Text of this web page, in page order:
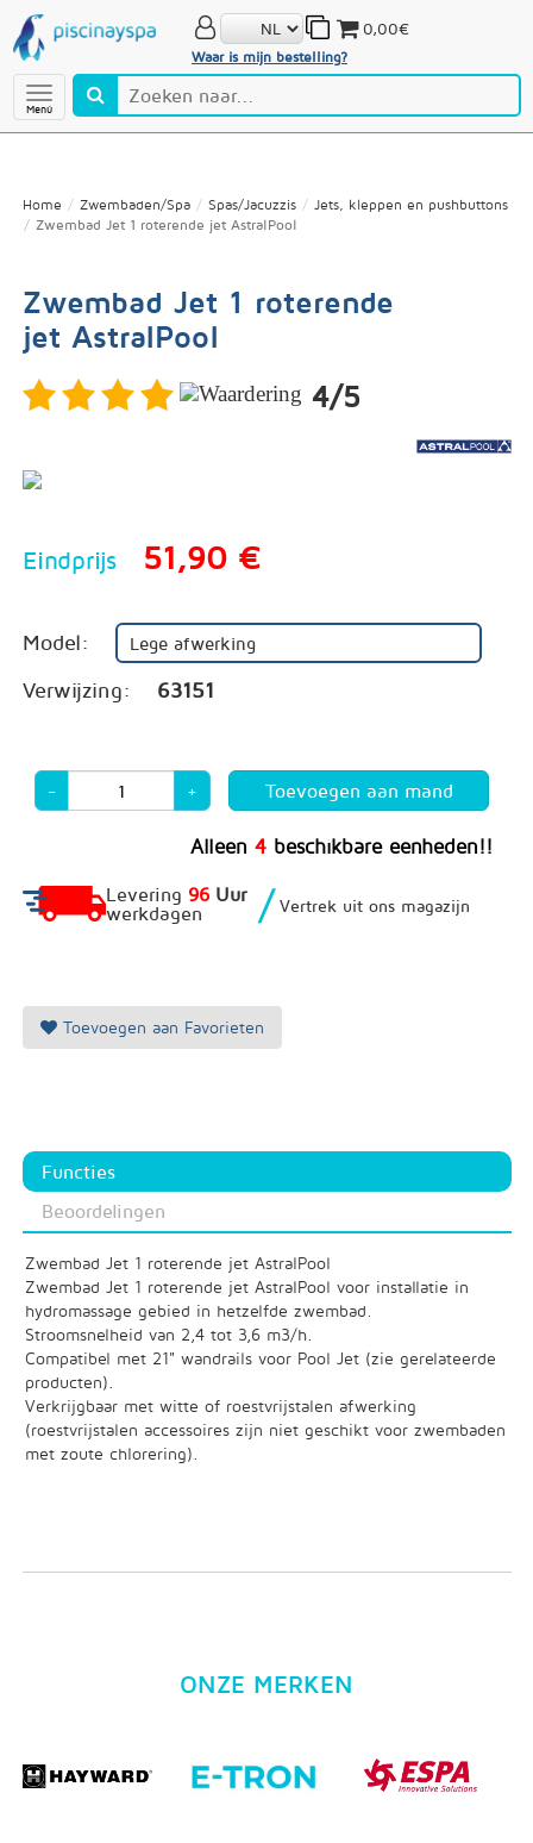
Menú
Waar is mijn bestelling?
0,00€
Home Zwembaden/Spa Spas/Jacuzzis
Jets, kleppen en pushbuttons
Zwembad Jet 1 roterende jet AstralPool
Zwembad Jet 1 roterende
jet AstralPool
4/5
Eindprijs 51,90 €
Model: Lege afwerking
Verwijzing: 63151
- +
Alleen 4beschikbare eenheden!!
Levering 96 Uur
werkdagen
/ Vertrek uit ons magazijn
Toevoegen aan Favorieten
Functies
Beoordelingen
Zwembad Jet 1 roterende jet AstralPool
Zwembad Jet 1 roterende jet AstralPool voor installatie in
hydromassage gebied in hetzelfde zwembad.
Stroomsnelheid van 2,4 tot 3,6 m3/h.
Compatibel met 21" wandrails voor Pool Jet (zie gerelateerde
producten).
Verkrijgbaar met witte of roestvrijstalen afwerking
(roestvrijstalen accessoires zijn niet geschikt voor zwembaden
met zoute chlorering).
ONZE MERKEN